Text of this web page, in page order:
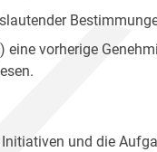
vorherige
und die